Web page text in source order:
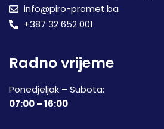
info@piro-promet.ba
+387 32 652 001
Radno vrijeme
Ponedjeljak – Subota:
07:00 – 16:00